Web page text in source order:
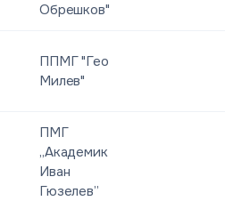
Обрешков"
ППМГ "Гео
Милев"
ПМГ
„Академик
Иван
Гюзелев”